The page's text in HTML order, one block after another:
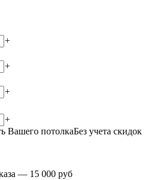
+
+
+
+
Вашего потолкаБез учета скидок
— 15 000 руб